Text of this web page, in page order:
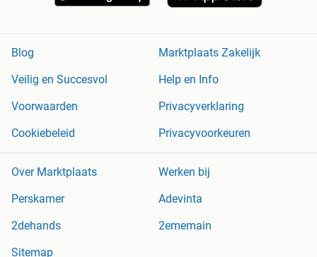
Blog
Marktplaats Zakelijk
Veilig en Succesvol
Help en Info
Voorwaarden
Privacyverklaring
Cookiebeleid
Privacyvoorkeuren
Over Marktplaats
Werken bij
Perskamer
Adevinta
2dehands
2ememain
Sitemap